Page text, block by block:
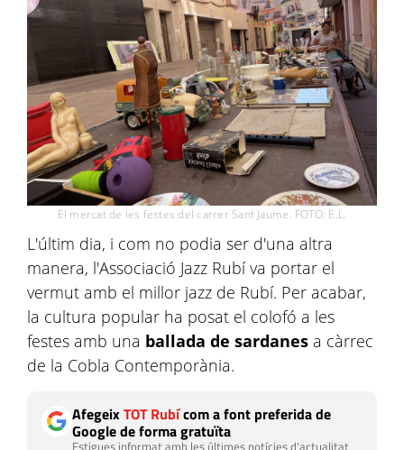
El mercat de les festes del carrer Sant Jaume. FOTO: E.L.
L'últim dia, i com no podia ser d'una altra
manera, l'Associació Jazz Rubí va portar el
vermut amb el millor jazz de Rubí. Per acabar,
la cultura popular ha posat el colofó a les
festes amb una ballada de sardanes a càrrec
de la Cobla Contemporània.
AfegeixTOT Rubícom a font preferida de
Google de forma gratuïta